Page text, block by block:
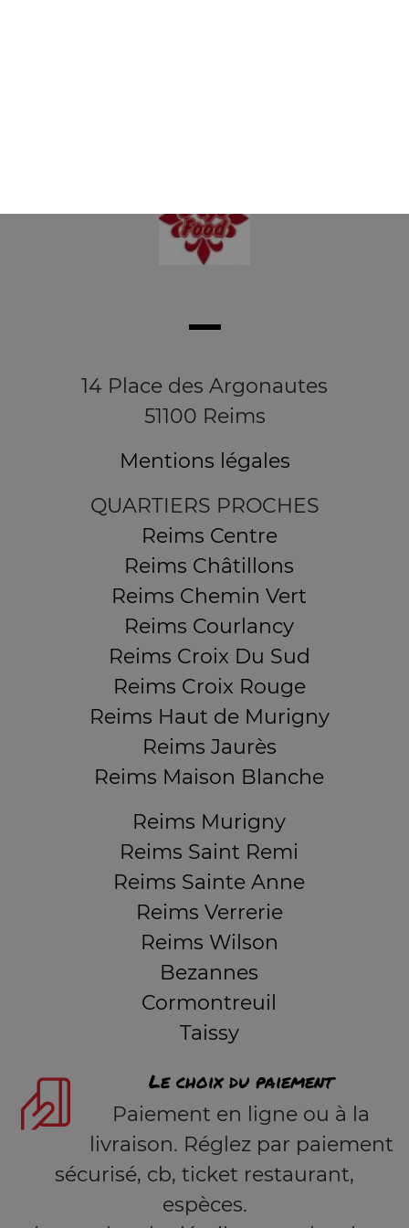
14 Place des Argonautes
51100 Reims
Mentions légales
QUARTIERS PROCHES
Reims Centre
Reims Châtillons
Reims Chemin Vert
Reims Courlancy
Reims Croix Du Sud
Reims Croix Rouge
Reims Haut de Murigny
Reims Jaurès
Reims Maison Blanche
Reims Murigny
Reims Saint Remi
Reims Sainte Anne
Reims Verrerie
Reims Wilson
Bezannes
Cormontreuil
Taissy
Le choix du paiement
Paiement en ligne ou à la
livraison. Réglez par paiement
sécurisé, cb, ticket restaurant,
espèces.